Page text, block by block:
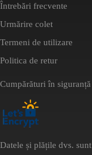
Întrebări frecvente
Urmărire colet
Termeni de utilizare
Politica de retur
Cumpărături în siguranță
Datele și plățile dvs.